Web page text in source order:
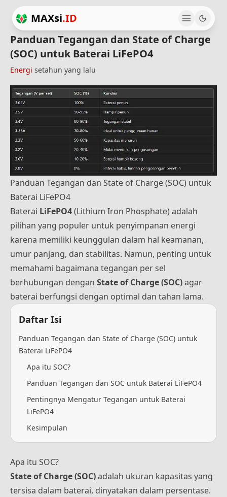
MAXsi.ID
Panduan Tegangan dan State of Charge
(SOC) untuk Baterai LiFePO4
Energi setahun yang lalu
Panduan Tegangan dan State of Charge (SOC) untuk
Baterai LiFePO4
Baterai LiFePO4(Lithium Iron Phosphate) adalah
pilihan yang populer untuk penyimpanan energi
karena memiliki keunggulan dalam hal keamanan,
umur panjang, dan stabilitas. Namun, penting untuk
memahami bagaimana tegangan per sel
berhubungan dengan State of Charge (SOC)agar
baterai berfungsi dengan optimal dan tahan lama.
Daftar Isi
Panduan Tegangan dan State of Charge (SOC) untuk
Baterai LiFePO4
Apa itu SOC?
Panduan Tegangan dan SOC untuk Baterai LiFePO4
Pentingnya Mengatur Tegangan untuk Baterai
LiFePO4
Kesimpulan
Apa itu SOC?
State of Charge (SOC)adalah ukuran kapasitas yang
tersisa dalam baterai, dinyatakan dalam persentase.